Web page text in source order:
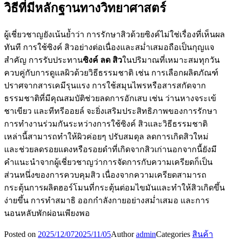
วิธีที่มีหลักฐานทางวิทยาศาสตร์
ผู้เชี่ยวชาญยังเน้นย้ำว่า การรักษาสิวด้วยซิงค์ไม่ใช่เรื่องที่เห็นผล
ทันที การใช้ซิงค์ สิวอย่างต่อเนื่องและสม่ำเสมอถือเป็นกุญแจ
สำคัญ การรับประทานซิงค์ ลด สิวในปริมาณที่เหมาะสมทุกวัน
ควบคู่กับการดูแลผิวด้วยวิธีธรรมชาติ เช่น การเลือกผลิตภัณฑ์
ปราศจากสารเคมีรุนแรง การใช้สมุนไพรหรือสารสกัดจาก
ธรรมชาติที่มีคุณสมบัติช่วยลดการอักเสบ เช่น ว่านหางจระเข้
ชาเขียว และทีทรีออยล์ จะยิ่งเสริมประสิทธิภาพของการรักษา
การทำงานร่วมกันระหว่างการใช้ซิงค์ สิวและวิธีธรรมชาติ
เหล่านี้สามารถทำให้ผิวค่อยๆ ปรับสมดุล ลดการเกิดสิวใหม่
และช่วยลดรอยแดงหรือรอยดำที่เกิดจากสิวเก่านอกจากนี้ยังมี
คำแนะนำจากผู้เชี่ยวชาญว่าการจัดการกับความเครียดก็เป็น
ส่วนหนึ่งของการควบคุมสิว เนื่องจากความเครียดสามารถ
กระตุ้นการผลิตฮอร์โมนที่กระตุ้นต่อมไขมันและทำให้สิวเกิดขึ้น
ง่ายขึ้น การทำสมาธิ ออกกำลังกายอย่างสม่ำเสมอ และการ
นอนหลับพักผ่อนเพียงพอ
Posted on 2025/12/072025/11/05AuthoradminCategories สินค้า